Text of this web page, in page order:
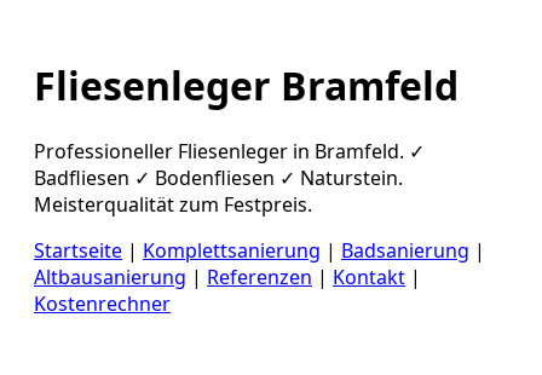
Fliesenleger Bramfeld
Professioneller Fliesenleger in Bramfeld. ✓
Badfliesen ✓ Bodenfliesen ✓ Naturstein.
Meisterqualität zum Festpreis.
Startseite | Komplettsanierung | Badsanierung |
Altbausanierung | Referenzen | Kontakt |
Kostenrechner